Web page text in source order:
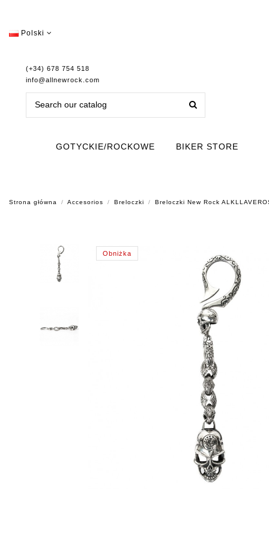
Polski
(+34) 678 754 518
info@allnewrock.com
GOTYCKIE/ROCKOWE BIKER STORE
Strona główna Accesorios Breloczki Breloczki New Rock
Obniżka